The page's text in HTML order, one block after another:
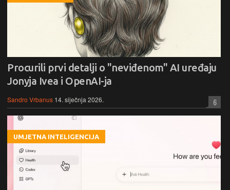
Procurili prvi detalji o "neviđenom" AI uređaju
Jonyja Ivea i OpenAI-ja
Sandro Vrbanus 14. siječnja 2026. 6
UMJETNA INTELIGENCIJA